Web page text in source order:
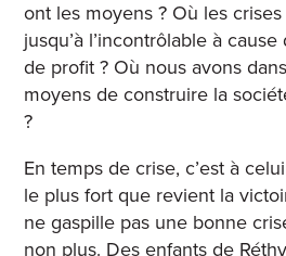
ont les moyens ? Où les crises
jusqu’à l’incontrôlable à
de profit ? Où nous avons
moyens de construire la
?
En temps de crise, c’est à
le plus fort que revient la
ne gaspille pas une bonne
non plus. Des enfants de